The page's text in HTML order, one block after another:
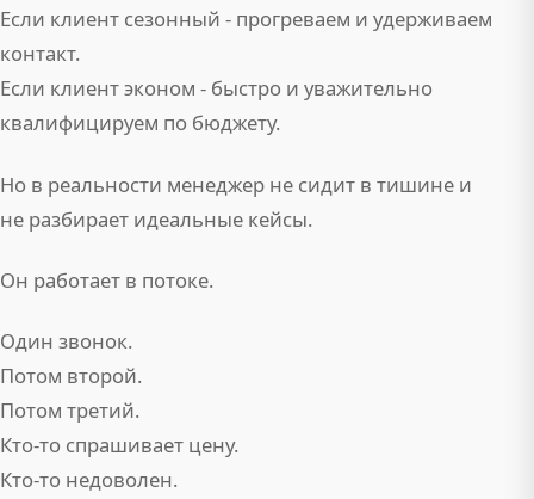
Если клиент сезонный - прогреваем и удерживаем
контакт.
Если клиент эконом - быстро и уважительно
квалифицируем по бюджету.
Но в реальности менеджер не сидит в тишине и
не разбирает идеальные кейсы.
Он работает в потоке.
Один звонок.
Потом второй.
Потом третий.
Кто-то спрашивает цену.
Кто-то недоволен.